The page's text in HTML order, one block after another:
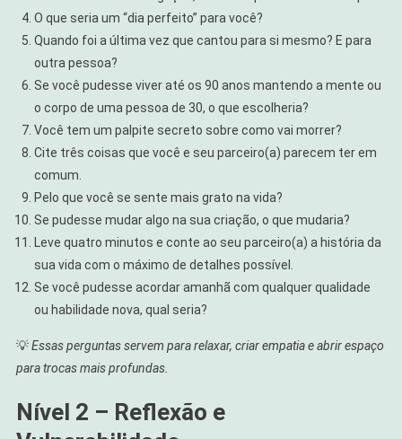
O que seria um “dia perfeito” para você?
Quando foi a última vez que cantou para si mesmo? E para
outra pessoa?
Se você pudesse viver até os 90 anos mantendo a mente ou
o corpo de uma pessoa de 30, o que escolheria?
Você tem um palpite secreto sobre como vai morrer?
Cite três coisas que você e seu parceiro(a) parecem ter em
comum.
Pelo que você se sente mais grato na vida?
Se pudesse mudar algo na sua criação, o que mudaria?
Leve quatro minutos e conte ao seu parceiro(a) a história da
sua vida com o máximo de detalhes possível.
Se você pudesse acordar amanhã com qualquer qualidade
ou habilidade nova, qual seria?
💡Essas perguntas servem para relaxar, criar empatia e abrir espaço
para trocas mais profundas.
Nível 2 – Reflexão e